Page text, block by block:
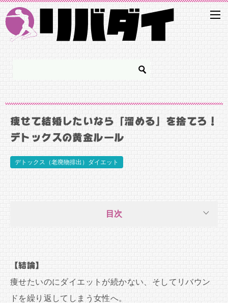
痩せて結婚したいなら「溜める」を捨てろ！
デトックスの黄金ルール
デトックス（老廃物排出）ダイエット
目次
【結論】
痩せたいのにダイエットが続かない、そしてリバウン
ドを繰り返してしまう女性へ。